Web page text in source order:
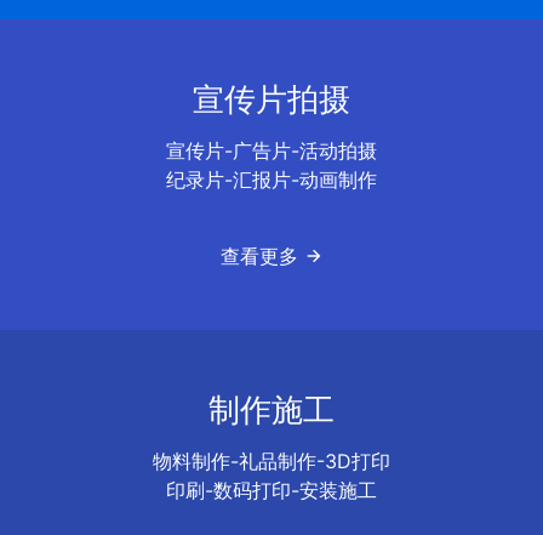
宣传片拍摄
宣传片-广告片-活动拍摄
纪录片-汇报片-动画制作
查看更多
制作施工
物料制作-礼品制作-3D打印
印刷-数码打印-安装施工